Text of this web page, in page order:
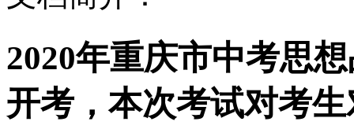
2020年重庆市中考思
开考，本次考试对考